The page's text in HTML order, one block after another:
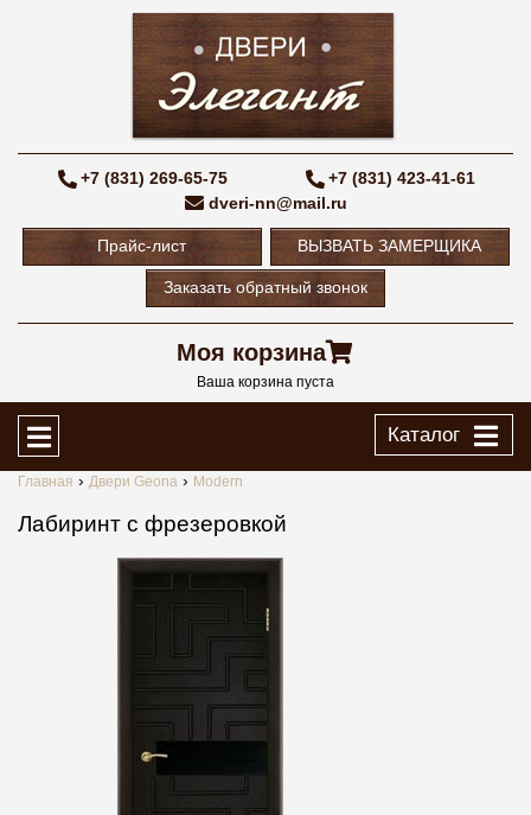
+7 (831) 269-65-75
+7 (831) 423-41-61
dveri-nn@mail.ru
Прайс-лист ВЫЗВАТЬ ЗАМЕРЩИКА
Заказать обратный звонок
Моя корзина
Ваша корзина пуста
Каталог
Главная Двери Geona Modern
Лабиринт с фрезеровкой